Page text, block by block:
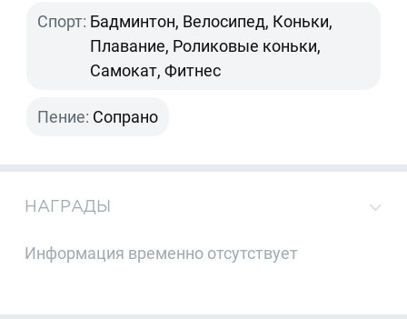
Спорт: Бадминтон, Велосипед, Коньки,
Плавание, Роликовые коньки,
Самокат, Фитнес
Пение: Сопрано
НАГРАДЫ
Информация временно отсутствует